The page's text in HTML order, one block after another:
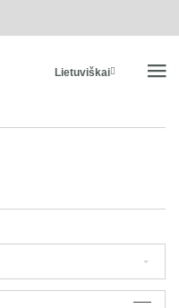
as possible:
Lietuviškai